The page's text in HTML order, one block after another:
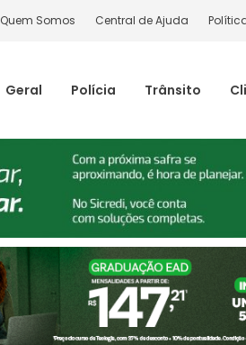
Quem Somos Central de Ajuda
Geral Polícia Trânsito